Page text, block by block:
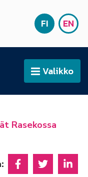
SUOMI
FI EN
AvaaValikko
Rasekossa
Jaa Facebookissa
Jaa Jaa